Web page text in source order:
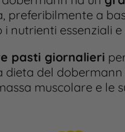
preferibilmente a
i nutrienti essenziali
pasti giornalieri
del
muscolare e le